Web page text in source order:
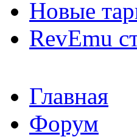
Новые
RevEmu
Главная
Форум